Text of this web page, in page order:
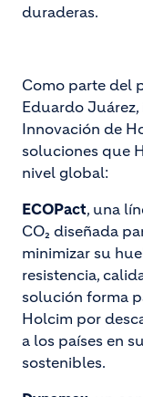
duraderas.
Como parte del
Eduardo
Innovación de
soluciones que
nivel global:
ECOPact, una
CO₂ diseñada
minimizar su
resistencia,
solución forma
Holcim por
a los países en
sostenibles.